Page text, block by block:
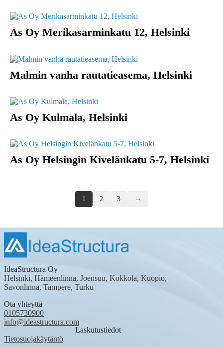
As Oy Merikasarminkatu 12, Helsinki
Malmin vanha rautatieasema, Helsinki
As Oy Kulmala, Helsinki
As Oy Helsingin Kivelänkatu 5-7, Helsinki
1 2 3 →
IdeaStructura Oy
Helsinki, Hämeenlinna, Joensuu, Kokkola, Kuopio,
Savonlinna, Tampere, Turku
Ota yhteyttä
0105730900
info@ideastructura.com
Tietosuojakäytäntö
Laskutustiedot